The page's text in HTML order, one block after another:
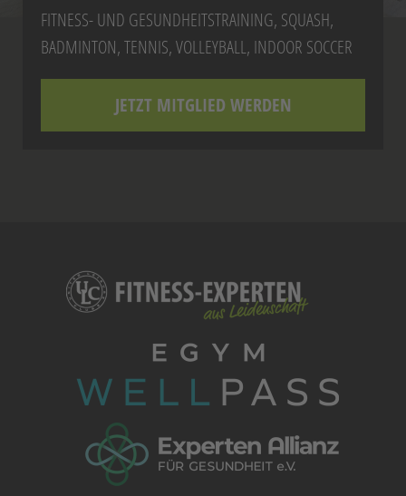
FITNESS- UND GESUNDHEITSTRAINING, SQUASH,
BADMINTON, TENNIS, VOLLEYBALL, INDOOR SOCCER
JETZT MITGLIED WERDEN